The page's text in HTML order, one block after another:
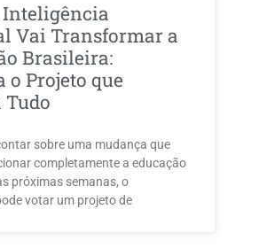
Inteligência
Vai Transformar a
Brasileira:
o Projeto que
sobre uma mudança que
completamente a educação
próximas semanas, o
votar um projeto de